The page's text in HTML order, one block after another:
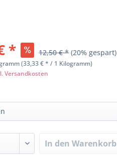
* 12,50 € * (20% gespart)
(33,33 € * / 1 Kilogramm)
Versandkosten
In den Warenkorb